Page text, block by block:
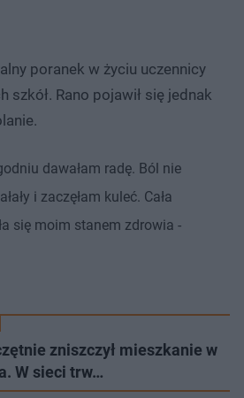
poranek w życiu uczennicy
szkół. Rano pojawił się jednak
dawałam radę. Ból nie
i zaczęłam kuleć. Cała
się moim stanem zdrowia -
zniszczył mieszkanie w
W sieci trw…